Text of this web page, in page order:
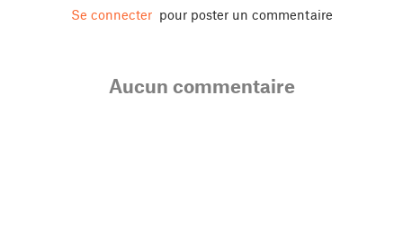
Se connecter pour poster un commentaire
Aucun commentaire